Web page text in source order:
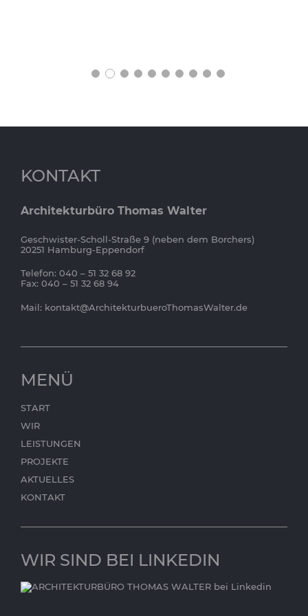
KONTAKT
Architekturbüro Thomas Walter
Geschwister-Scholl-Straße 9 (neben dem Borchers)
20251 Hamburg-Eppendorf
Telefon: 040 – 51 32 68 92
Fax: 040 – 51 32 68 94
Mail: kontakt@ArchitekturbueroThomasWalter.de
MENÜ
START
WIR
LEISTUNGEN
PROJEKTE
AKTUELLES
KONTAKT
WIR SIND BEI LINKEDIN